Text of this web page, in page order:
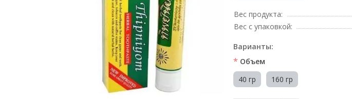
Вес продукта:
Вес с упаковкой:
Варианты:
* Объем
40 гр
160 гр